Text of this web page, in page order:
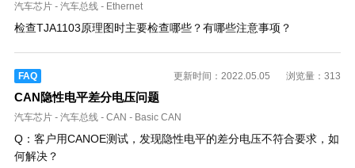
汽车芯片 - 汽车总线 - Ethernet
检查TJA1103原理图时主要检查哪些？有哪些注意事项？
FAQ 浏览量：313
更新时间：2022.05.05
CAN隐性电平差分电压问题
汽车芯片 - 汽车总线 - CAN - Basic CAN
Q：客户用CANOE测试，发现隐性电平的差分电压不符合要求，如
何解决？